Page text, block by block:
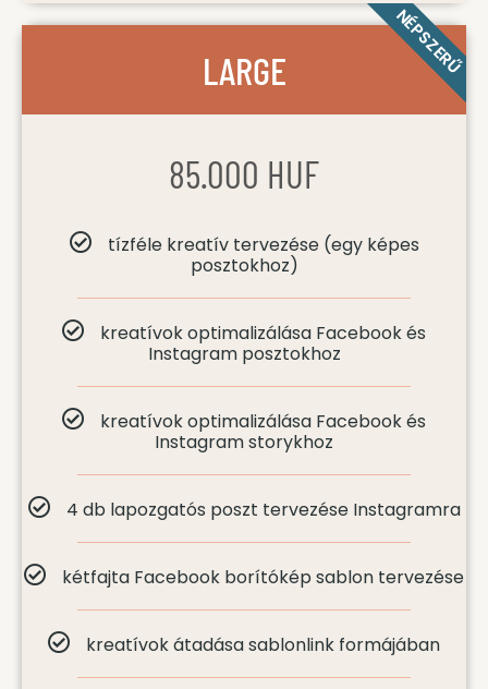
NÉPSZERŰ
LARGE
85.000 HUF
tízféle kreatív tervezése (egy képes
posztokhoz)
kreatívok optimalizálása Facebook és
Instagram posztokhoz
kreatívok optimalizálása Facebook és
Instagram storykhoz
4 db lapozgatós poszt tervezése Instagramra
kétfajta Facebook borítókép sablon tervezése
kreatívok átadása sablonlink formájában